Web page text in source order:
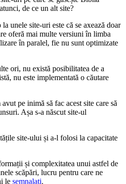
de ce un alt site?
unele site-uri este că se axează doar
oferă mai multe versiuni în limba
în paralel, fie nu sunt optimizate
ori, nu există posibilitatea de a
nu este implementată o căutare
pe inimă să fac acest site care să
Așa s-a născut site-ul
site-ului și a-l folosi la capacitate
și complexitatea unui astfel de
scăpări, lucru pentru care ne
le semnalați.